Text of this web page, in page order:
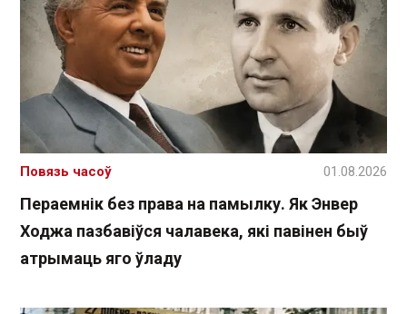
Пераемнік без права на памылку. Як Энвер
Ходжа пазбавіўся чалавека, які павінен быў
атрымаць яго ўладу
Повязь часоў 01.08.2026